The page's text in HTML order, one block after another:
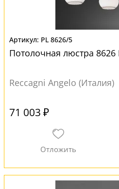
PL 8626/5
Потолочная люстра 8626
Reccagni Angelo (Италия)
71 003 ₽